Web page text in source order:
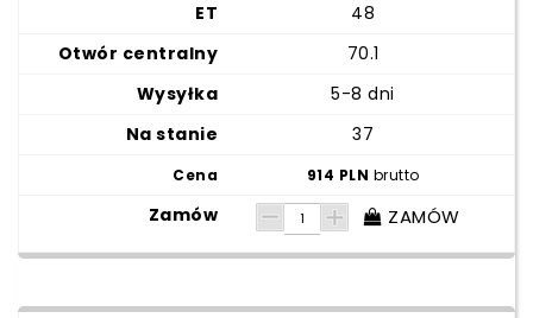
48
70.1
5-8 dni
37
914 PLN brutto
ZAMÓW